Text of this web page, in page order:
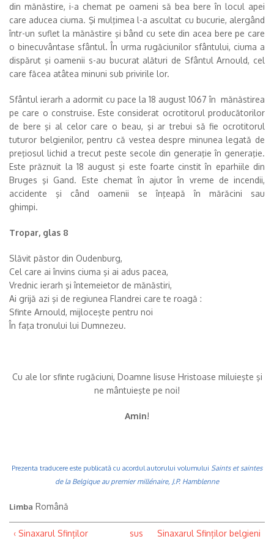
din mănăstire, i-a chemat pe oameni să bea bere în locul apei
care aducea ciuma. Şi mulţimea l-a ascultat cu bucurie, alergând
într-un suflet la mănăstire şi bând cu sete din acea bere pe care
o binecuvântase sfântul. În urma rugăciunilor sfântului, ciuma a
dispărut şi oamenii s-au bucurat alături de Sfântul Arnould, cel
care făcea atâtea minuni sub privirile lor.
Sfântul ierarh a adormit cu pace la 18 august 1067 în mănăstirea
pe care o construise. Este considerat ocrotitorul producătorilor
de bere şi al celor care o beau, şi ar trebui să fie ocrotitorul
tuturor belgienilor, pentru că vestea despre minunea legată de
preţiosul lichid a trecut peste secole din generaţie în generaţie.
Este prăznuit la 18 august şi este foarte cinstit în eparhiile din
Bruges şi Gand. Este chemat în ajutor în vreme de incendii,
accidente şi când oamenii se înţeapă în mărăcini sau
Tropar, glas 8
Slăvit păstor din Oudenburg,
Cel care ai învins ciuma şi ai adus pacea,
Vrednic ierarh şi întemeietor de mănăstiri,
Ai grijă azi şi de regiunea Flandrei care te roagă :
Sfinte Arnould, mijloceşte pentru noi
În faţa tronului lui Dumnezeu.
Cu ale lor sfinte rugăciuni, Doamne Iisuse Hristoase miluieşte şi
ne mântuieşte pe noi!
Amin!
Prezenta traducere este publicată cu acordul autorului volumului Saints et saintes
de la Belgique au premier millénaire, J.P. Hamblenne
Limba Română
‹ Sinaxarul Sfinților
sus
Sinaxarul Sfinților belgieni